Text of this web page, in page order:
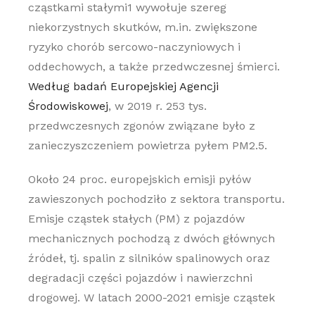
cząstkami stałymi1 wywołuje szereg
niekorzystnych skutków, m.in. zwiększone
ryzyko chorób sercowo-naczyniowych i
oddechowych, a także przedwczesnej śmierci.
Według badań Europejskiej Agencji
Środowiskowej, w 2019 r. 253 tys.
przedwczesnych zgonów związane było z
zanieczyszczeniem powietrza pyłem PM2.5.
Około 24 proc. europejskich emisji pyłów
zawieszonych pochodziło z sektora transportu.
Emisje cząstek stałych (PM) z pojazdów
mechanicznych pochodzą z dwóch głównych
źródeł, tj. spalin z silników spalinowych oraz
degradacji części pojazdów i nawierzchni
drogowej. W latach 2000-2021 emisje cząstek